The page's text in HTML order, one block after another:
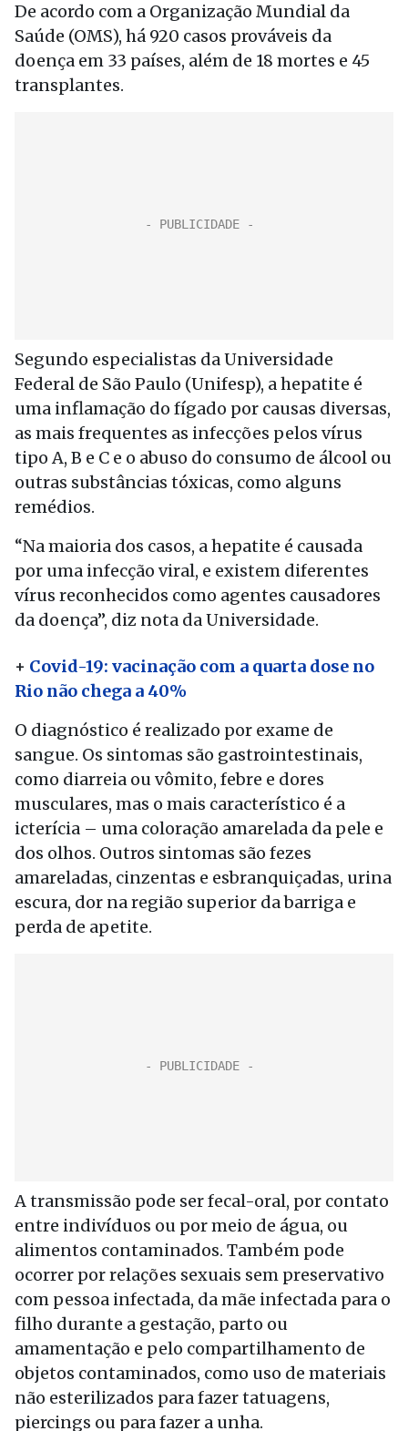
De acordo com a Organização Mundial da
Saúde (OMS), há 920 casos prováveis da
doença em 33 países, além de 18 mortes e 45
transplantes.
Segundo especialistas da Universidade
Federal de São Paulo (Unifesp), a hepatite é
uma inflamação do fígado por causas diversas,
as mais frequentes as infecções pelos vírus
tipo A, B e C e o abuso do consumo de álcool ou
outras substâncias tóxicas, como alguns
remédios.
“Na maioria dos casos, a hepatite é causada
por uma infecção viral, e existem diferentes
vírus reconhecidos como agentes causadores
da doença”, diz nota da Universidade.
+ Covid-19: vacinação com a quarta dose no
Rio não chega a 40%
O diagnóstico é realizado por exame de
sangue. Os sintomas são gastrointestinais,
como diarreia ou vômito, febre e dores
musculares, mas o mais característico é a
icterícia – uma coloração amarelada da pele e
dos olhos. Outros sintomas são fezes
amareladas, cinzentas e esbranquiçadas, urina
escura, dor na região superior da barriga e
perda de apetite.
A transmissão pode ser fecal-oral, por contato
entre indivíduos ou por meio de água, ou
alimentos contaminados. Também pode
ocorrer por relações sexuais sem preservativo
com pessoa infectada, da mãe infectada para o
filho durante a gestação, parto ou
amamentação e pelo compartilhamento de
objetos contaminados, como uso de materiais
não esterilizados para fazer tatuagens,
piercings ou para fazer a unha.